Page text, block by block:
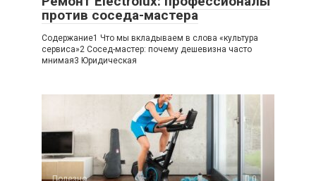
против соседа-мастера
Содержание1 Что мы вкладываем в слова «культура
сервиса»2 Сосед-мастер: почему дешевизна часто
мнимая3 Юридическая
Полезно 0